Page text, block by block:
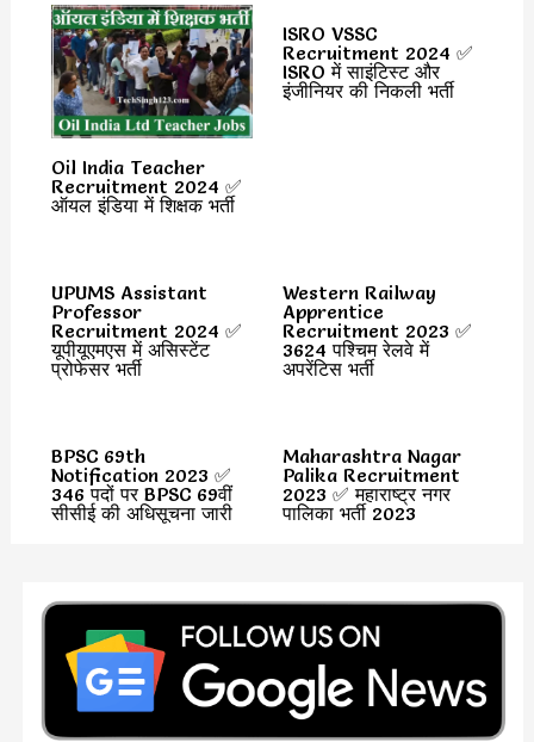
Oil India Teacher
Recruitment 2024 ✅
ऑयल इंडिया में शिक्षक भर्ती
ISRO VSSC
Recruitment 2024 ✅
ISRO में साइंटिस्ट और
इंजीनियर की निकली भर्ती
UPUMS Assistant
Professor
Recruitment 2024 ✅
यूपीयूएमएस में असिस्टेंट
प्रोफेसर भर्ती
Western Railway
Apprentice
Recruitment 2023 ✅
3624 पश्चिम रेलवे में
अपरेंटिस भर्ती
BPSC 69th
Notification 2023 ✅
346 पदों पर BPSC 69वीं
सीसीई की अधिसूचना जारी
Maharashtra Nagar
Palika Recruitment
2023 ✅ महाराष्ट्र नगर
पालिका भर्ती 2023